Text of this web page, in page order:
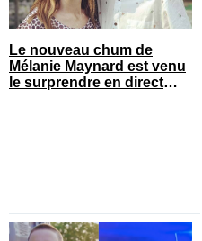
Le nouveau chum de
Mélanie Maynard est venu
le surprendre en direct